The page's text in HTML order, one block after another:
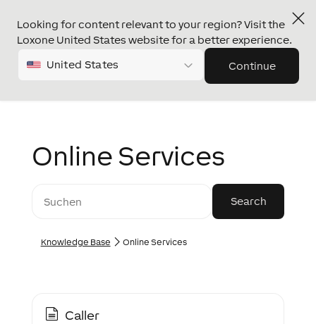
Looking for content relevant to your region? Visit the
Loxone United States website for a better experience.
United States Continue
Online Services
Knowledge Base Online Services
Caller